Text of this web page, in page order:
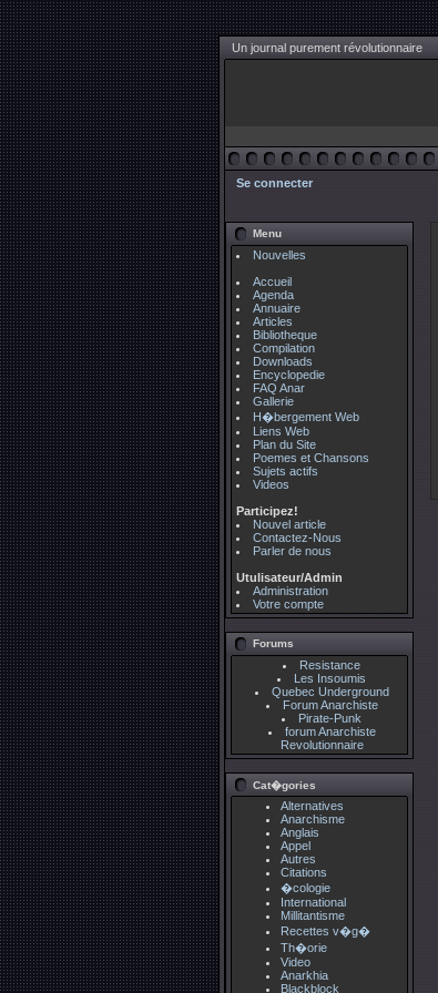
Un journal purement révolutionnaire
Se connecter
Menu
Nouvelles
Accueil
Agenda
Annuaire
Articles
Bibliotheque
Compilation
Downloads
Encyclopedie
FAQ Anar
Gallerie
H�bergement Web
Liens Web
Plan du Site
Poemes et Chansons
Sujets actifs
Videos
Participez!
Nouvel article
Contactez-Nous
Parler de nous
Utulisateur/Admin
Administration
Votre compte
Forums
Resistance
Les Insoumis
Quebec Underground
Forum Anarchiste
Pirate-Punk
forum Anarchiste
Revolutionnaire
Cat�gories
Alternatives
Anarchisme
Anglais
Appel
Autres
Citations
�cologie
International
Millitantisme
Recettes v�g�
Th�orie
Video
Anarkhia
Blackblock